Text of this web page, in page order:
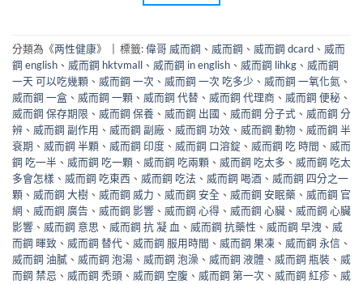
分類為《两性健康》 標籤:偉哥 威而鋼 、 威而鋼 、 威而鋼 dcard 、 威而
鋼 english 、 威而鋼 hktvmall 、 威而鋼 in english 、 威而鋼 lihkg 、 威而鋼
一天 可以吃幾顆 、 威而鋼 一次 、 威而鋼 一次 吃多少 、 威而鋼 一氧化氮 、
威而鋼 一盒 、 威而鋼 一顆 、 威而鋼 代替 、 威而鋼 代理商 、 威而鋼 便秘 、
威而鋼 保存期限 、 威而鋼 保養 、 威而鋼 出國 、 威而鋼 分子式 、 威而鋼 分
辨 、 威而鋼 副作用 、 威而鋼 副廠 、 威而鋼 功效 、 威而鋼 動物 、 威而鋼 半
衰期 、 威而鋼 半顆 、 威而鋼 印度 、 威而鋼 口溶錠 、 威而鋼 吃 時間 、 威而
鋼 吃一半 、 威而鋼 吃一顆 、 威而鋼 吃兩顆 、 威而鋼 吃太多 、 威而鋼 吃太
多會怎樣 、 威而鋼 吃東西 、 威而鋼 吃法 、 威而鋼 喝酒 、 威而鋼 四分之一
顆 、 威而鋼 大樹 、 威而鋼 威力 、 威而鋼 安全 、 威而鋼 安眠藥 、 威而鋼 官
網 、 威而鋼 廣告 、 威而鋼 影響 、 威而鋼 心得 、 威而鋼 心臟 、 威而鋼 心臟
影響 、 威而鋼 意思 、 威而鋼 抗 凝 血 、 威而鋼 抗藥性 、 威而鋼 早洩 、 威
而鋼 暉致 、 威而鋼 替代 、 威而鋼 服用時間 、 威而鋼 果凍 、 威而鋼 永信 、
威而鋼 油膩 、 威而鋼 泡湯 、 威而鋼 泡澡 、 威而鋼 液體 、 威而鋼 瓶裝 、 威
而鋼 禁忌 、 威而鋼 禿頭 、 威而鋼 空腹 、 威而鋼 第一次 、 威而鋼 紅疹 、 威